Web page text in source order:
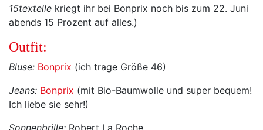
15textelle kriegt ihr bei Bonprix noch bis zum 22. Juni
abends 15 Prozent auf alles.)
Outfit:
Bluse: Bonprix (ich trage Größe 46)
Jeans: Bonprix (mit Bio-Baumwolle und super bequem!
Ich liebe sie sehr!)
Sonnenbrille: Robert La Roche